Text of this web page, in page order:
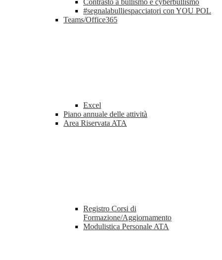
Contrasto a bullismo e cyberbullismo
#segnalabulliespacciatori con YOU POL
Teams/Office365
Excel
Piano annuale delle attività
Area Riservata ATA
Registro Corsi di
Formazione/Aggiornamento
Modulistica Personale ATA